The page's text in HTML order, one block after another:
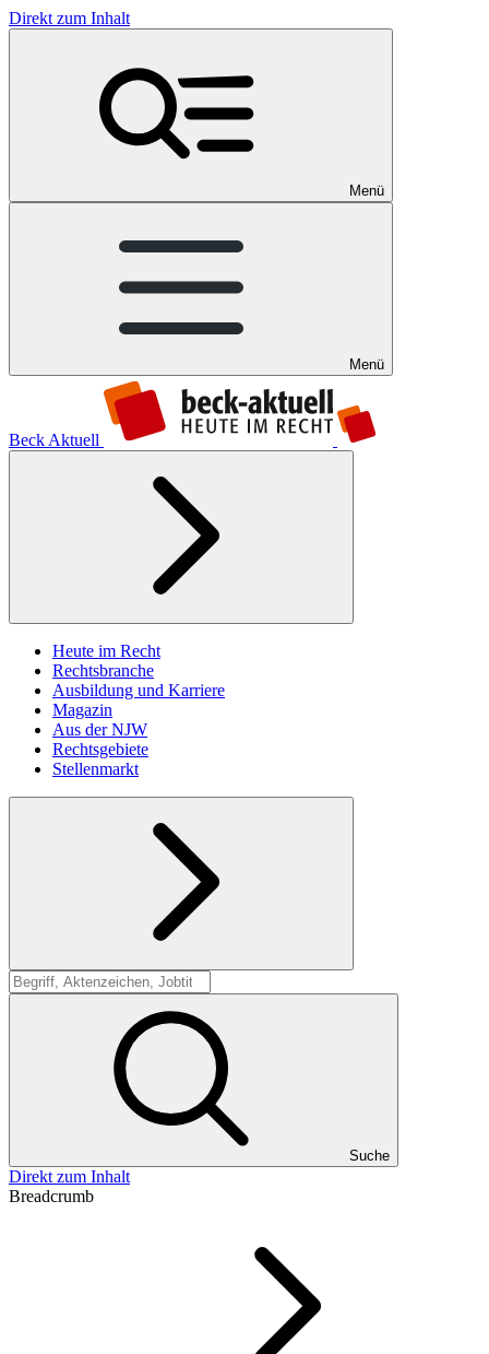
Direkt zum Inhalt
Menü
Menü
Beck Aktuell
Heute im Recht
Rechtsbranche
Ausbildung und Karriere
Magazin
Aus der NJW
Rechtsgebiete
Stellenmarkt
Suche
Suche
Direkt zum Inhalt
Breadcrumb